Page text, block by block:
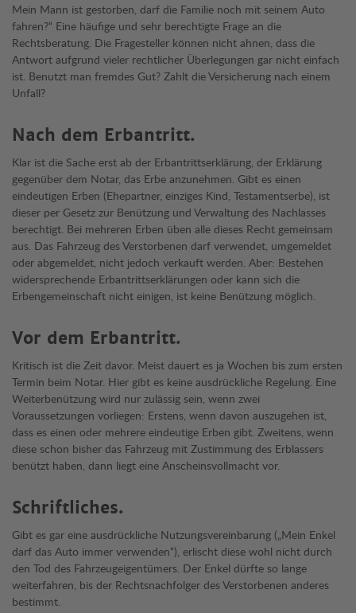
Mein Mann ist gestorben, darf die Familie noch mit seinem Auto
fahren?“ Eine häufige und sehr berechtigte Frage an die
Rechtsberatung. Die Fragesteller können nicht ahnen, dass die
Antwort aufgrund vieler rechtlicher Überlegungen gar nicht einfach
ist. Benutzt man fremdes Gut? Zahlt die Versicherung nach einem
Unfall?
Nach dem Erbantritt.
Klar ist die Sache erst ab der Erbantrittserklärung, der Erklärung
gegenüber dem Notar, das Erbe anzunehmen. Gibt es einen
eindeutigen Erben (Ehepartner, einziges Kind, Testamentserbe), ist
dieser per Gesetz zur Benützung und Verwaltung des Nachlasses
berechtigt. Bei mehreren Erben üben alle dieses Recht gemeinsam
aus. Das Fahrzeug des Verstorbenen darf verwendet, umgemeldet
oder abgemeldet, nicht jedoch verkauft werden. Aber: Bestehen
widersprechende Erbantrittserklärungen oder kann sich die
Erbengemeinschaft nicht einigen, ist keine Benützung möglich.
Vor dem Erbantritt.
Kritisch ist die Zeit davor. Meist dauert es ja Wochen bis zum ersten
Termin beim Notar. Hier gibt es keine ausdrückliche Regelung. Eine
Weiterbenützung wird nur zulässig sein, wenn zwei
Voraussetzungen vorliegen: Erstens, wenn davon auszugehen ist,
dass es einen oder mehrere eindeutige Erben gibt. Zweitens, wenn
diese schon bisher das Fahrzeug mit Zustimmung des Erblassers
benützt haben, dann liegt eine Anscheinsvollmacht vor.
Schriftliches.
Gibt es gar eine ausdrückliche Nutzungsvereinbarung („Mein Enkel
darf das Auto immer verwenden“), erlischt diese wohl nicht durch
den Tod des Fahrzeugeigentümers. Der Enkel dürfte so lange
weiterfahren, bis der Rechtsnachfolger des Verstorbenen anderes
bestimmt.